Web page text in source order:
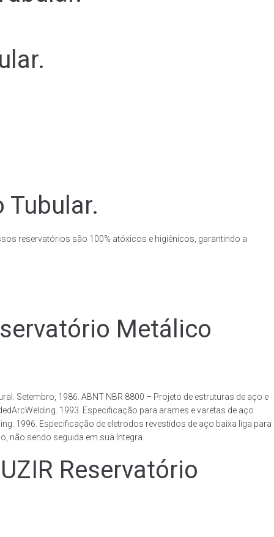
Tubular.
reservatórios são 100% atóxicos e higiênicos, garantindo a
Metálico
Setembro, 1986. ABNT NBR 8800 – Projeto de estruturas de aço e
1993. Especificação para arames e varetas de aço
1996. Especificação de eletrodos revestidos de aço baixa liga para
não sendo seguida em sua íntegra.
Reservatório